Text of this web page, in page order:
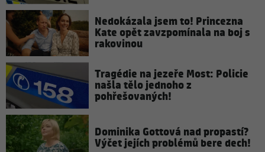
Nedokázala jsem to! Princezna
Kate opět zavzpomínala na boj s
rakovinou
Tragédie na jezeře Most: Policie
našla tělo jednoho z
pohřešovaných!
Dominika Gottová nad propastí?
Výčet jejích problémů bere dech!